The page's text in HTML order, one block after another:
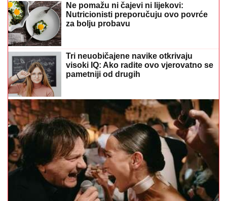
Ne pomažu ni čajevi ni lijekovi:
Nutricionisti preporučuju ovo povrće
za bolju probavu
Tri neuobičajene navike otkrivaju
visoki IQ: Ako radite ovo vjerovatno se
pametniji od drugih